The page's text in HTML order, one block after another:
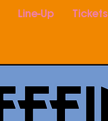
Line-Up Tickets